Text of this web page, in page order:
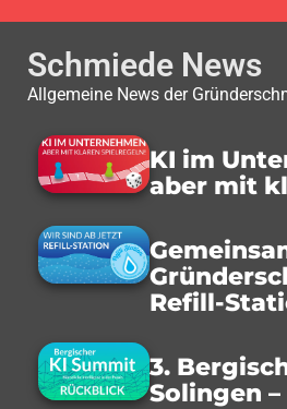
Schmiede News
Allgemeine News der
KI im
aber mit
Refill-
3.
Solingen